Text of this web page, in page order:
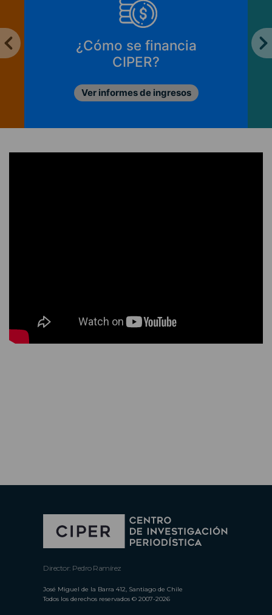
¿Cómo se financia
CIPER?
Ver informes de ingresos
Director: Pedro Ramírez
José Miguel de la Barra 412, Santiago de Chile
Todos los derechos reservados © 2007-2026